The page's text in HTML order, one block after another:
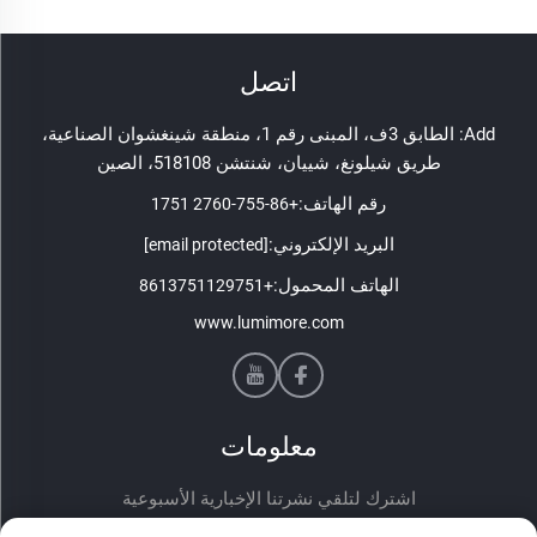
اتصل
Add: الطابق 3ف، المبنى رقم 1، منطقة شينغشوان الصناعية،
طريق شيلونغ، شييان، شنتشن 518108، الصين
رقم الهاتف:+86-755-2760 1751
البريد الإلكتروني:[email protected]
الهاتف المحمول:+8613751129751
www.lumimore.com
معلومات
اشترك لتلقي نشرتنا الإخبارية الأسبوعية